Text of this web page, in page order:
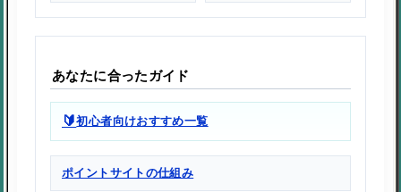
あなたに合ったガイド
🔰初心者向けおすすめ一覧
ポイントサイトの仕組み